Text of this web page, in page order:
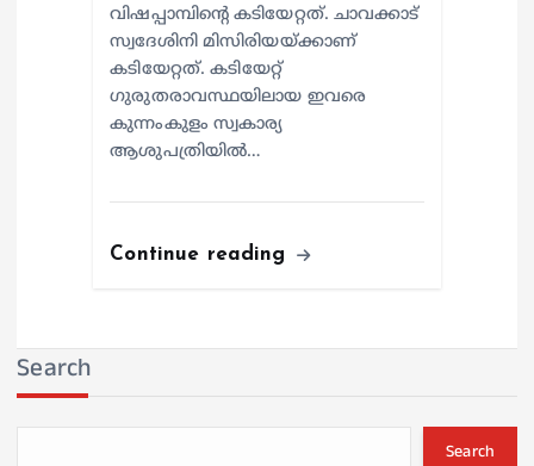
വിഷപ്പാമ്പിന്റെ കടിയേറ്റത്. ചാവക്കാട്
സ്വദേശിനി മിസിരിയയ്ക്കാണ്
കടിയേറ്റത്. കടിയേറ്റ്
ഗുരുതരാവസ്ഥയിലായ ഇവരെ
കുന്നംകുളം സ്വകാര്യ
ആശുപത്രിയില്‍…
Continue reading
Search
Search